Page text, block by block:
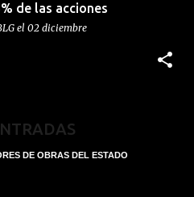
de las acciones
el 02 diciembre
DE OBRAS DEL ESTADO